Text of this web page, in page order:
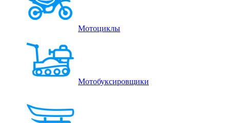
Мотоциклы
Мотобуксировщики